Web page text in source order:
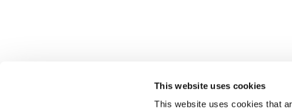
This website uses cookies
This website uses cookies that